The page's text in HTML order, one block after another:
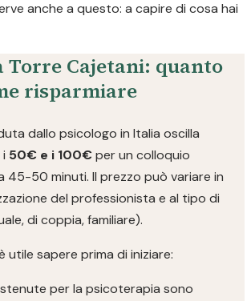
anche a questo: a capire di cosa hai
Torre Cajetani: quanto
risparmiare
dallo psicologo in Italia oscilla
50€ e i 100€ per un colloquio
45-50 minuti. Il prezzo può variare in
del professionista e al tipo di
di coppia, familiare).
utile sapere prima di iniziare:
per la psicoterapia sono